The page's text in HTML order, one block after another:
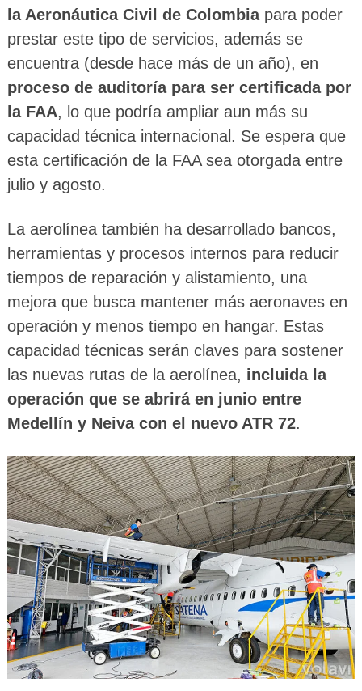
la Aeronáutica Civil de Colombiapara poder
prestar este tipo de servicios, además se
encuentra (desde hace más de un año), en
proceso de auditoría para ser certificada por
la FAA, lo que podría ampliar aun más su
capacidad técnica internacional. Se espera que
esta certificación de la FAA sea otorgada entre
julio y agosto.
La aerolínea también ha desarrollado bancos,
herramientas y procesos internos para reducir
tiempos de reparación y alistamiento, una
mejora que busca mantener más aeronaves en
operación y menos tiempo en hangar. Estas
capacidad técnicas serán claves para sostener
las nuevas rutas de la aerolínea, incluida la
operación que se abrirá en junio entre
Medellín y Neiva con el nuevo ATR 72.